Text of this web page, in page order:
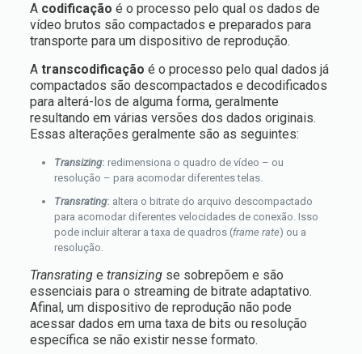
A codificação é o processo pelo qual os dados de
vídeo brutos são compactados e preparados para
transporte para um dispositivo de reprodução.
A transcodificação é o processo pelo qual dados já
compactados são descompactados e decodificados
para alterá-los de alguma forma, geralmente
resultando em várias versões dos dados originais.
Essas alterações geralmente são as seguintes:
Transizing: redimensiona o quadro de vídeo – ou
resolução – para acomodar diferentes telas.
Transrating: altera o bitrate do arquivo descompactado
para acomodar diferentes velocidades de conexão. Isso
pode incluir alterar a taxa de quadros (frame rate) ou a
resolução.
Transratinge transizingse sobrepõem e são
essenciais para o streaming de bitrate adaptativo.
Afinal, um dispositivo de reprodução não pode
acessar dados em uma taxa de bits ou resolução
específica se não existir nesse formato.